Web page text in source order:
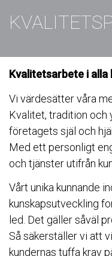
Kvalitetsarbete i alla
Vi värdesätter våra
Kvalitet, tradition och
företagets själ och
Med ett personligt
och tjänster utifrån
Vårt unika kunnande
kunskapsutveckling
led. Det gäller såväl
Så säkerställer vi att
kundernas tuffa krav